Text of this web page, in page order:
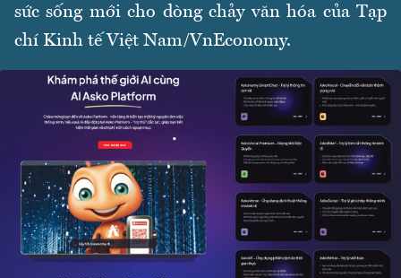
sức sống mới cho dòng chảy văn hóa của Tạp
chí Kinh tế Việt Nam/VnEconomy.